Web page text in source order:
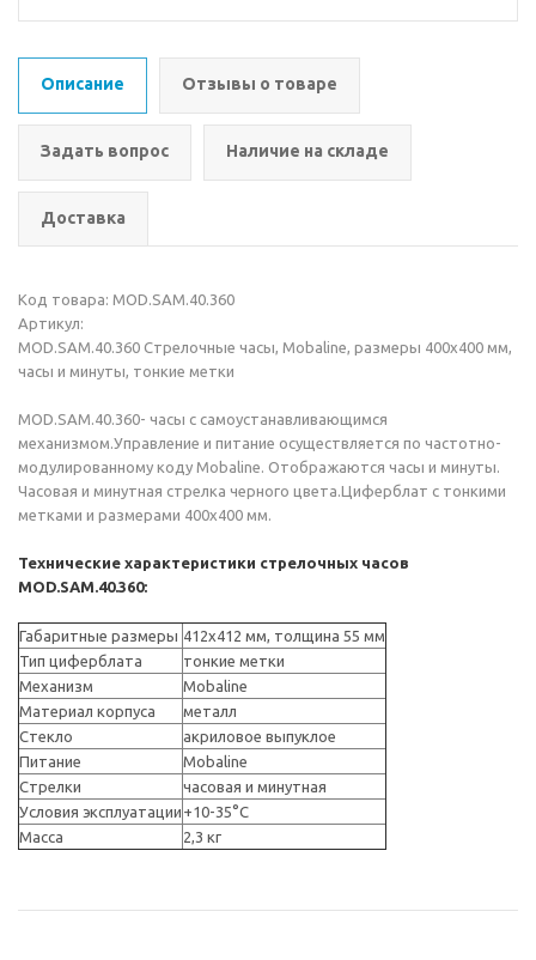
Описание Отзывы о товаре
Задать вопрос Наличие на складе
Доставка
Код товара: MOD.SAM.40.360
Артикул:
MOD.SAM.40.360 Стрелочные часы, Mobaline, размеры 400x400 мм,
часы и минуты, тонкие метки
MOD.SAM.40.360- часы с самоустанавливающимся
механизмом.Управление и питание осуществляется по частотно-
модулированному коду Mobaline. Отображаются часы и минуты.
Часовая и минутная стрелка черного цвета.Циферблат с тонкими
метками и размерами 400x400 мм.
Технические характеристики стрелочных часов
MOD.SAM.40.360:
Габаритные размеры 412x412 мм, толщина 55 мм
Тип циферблата
тонкие метки
Механизм
Mobaline
Материал корпуса
металл
Стекло
акриловое выпуклое
Питание
Mobaline
Стрелки
часовая и минутная
Условия эксплуатации +10-35°С
Масса
2,3 кг